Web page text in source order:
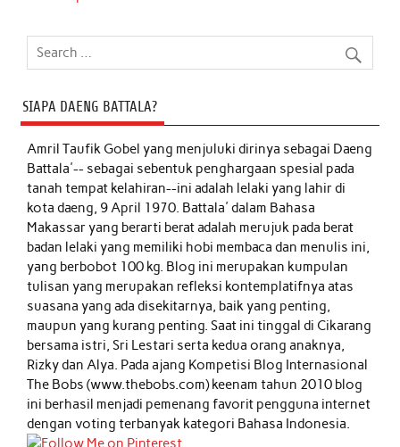
SIAPA DAENG BATTALA?
Amril Taufik Gobelyang menjuluki dirinya sebagai Daeng
Battala'-- sebagai sebentuk penghargaan spesial pada
tanah tempat kelahiran--ini adalah lelaki yang lahir di
kota daeng, 9 April 1970. Battala' dalam Bahasa
Makassar yang berarti berat adalah merujuk pada berat
badan lelaki yang memiliki hobi membaca dan menulis ini,
yang berbobot 100 kg. Blog ini merupakan kumpulan
tulisan yang merupakan refleksi kontemplatifnya atas
suasana yang ada disekitarnya, baik yang penting,
maupun yang kurang penting. Saat ini tinggal di Cikarang
bersama istri, Sri Lestari serta kedua orang anaknya,
Rizky dan Alya. Pada ajang Kompetisi Blog Internasional
The Bobs (www.thebobs.com) keenam tahun 2010 blog
ini berhasil menjadi pemenang favorit pengguna internet
dengan voting terbanyak kategori Bahasa Indonesia.